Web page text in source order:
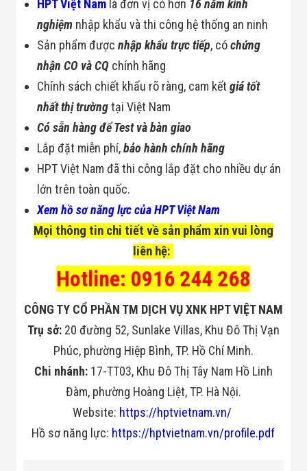
HPT Việt Nam là đơn vị có hơn 16 năm kinh
nghiệm nhập khẩu và thi công hệ thống an ninh
Sản phẩm đượcnhập khẩu trực tiếp, cóchứng
nhận CO và CQ chính hãng
Chính sách chiết khấu rõ ràng, cam kếtgiá tốt
nhất thị trườngtại Việt Nam
Có sẵn hàng để Test và bàn giao
Lắp đặt miễn phí,bảo hành chính hãng
HPT Việt Nam đã thi công lắp đặt cho nhiều dự án
lớn trên toàn quốc.
Xem hồ sơ năng lực của HPT Việt Nam
Mọi thông tin chi tiết về sản phẩm xin vui lòng
liên hệ:
Hotline: 0916 244 268
CÔNG TY CỔ PHẦN TM DỊCH VỤ XNK HPT VIỆT NAM
Trụ sở: 20 đường 52, Sunlake Villas, Khu Đô Thị Vạn
Phúc, phường Hiệp Bình, TP. Hồ Chí Minh.
Chi nhánh:17-TT03, Khu Đô Thị Tây Nam Hồ Linh
Đàm, phường Hoàng Liệt, TP. Hà Nội.
Website: https://hptvietnam.vn/
Hồ sơ năng lực: https://hptvietnam.vn/profile.pdf